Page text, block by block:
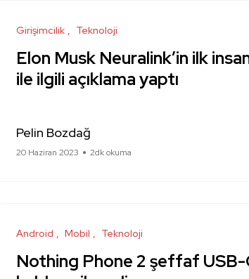
Girişimcilik Teknoloji
Elon Musk Neuralink’in ilk
ile ilgili açıklama yaptı
Pelin Bozdağ
20 Haziran 2023 2dk okuma
Android Mobil Teknoloji
Nothing Phone 2 şeffaf USB-